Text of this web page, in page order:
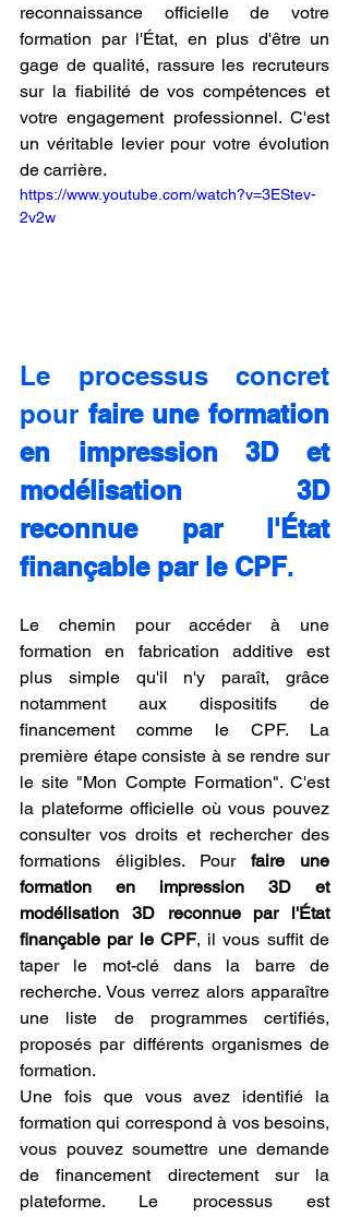
reconnaissance officielle de votre
formation par l'État, en plus d'être un
gage de qualité, rassure les recruteurs
sur la fiabilité de vos compétences et
votre engagement professionnel. C'est
un véritable levier pour votre évolution
de carrière.
https://www.youtube.com/watch?v=3EStev-
2v2w
Le processus concret
pour faire une formation
en impression 3D et
modélisation 3D
reconnue par l'État
finançable par le CPF.
Le chemin pour accéder à une
formation en fabrication additive est
plus simple qu'il n'y paraît, grâce
notamment aux dispositifs de
financement comme le CPF. La
première étape consiste à se rendre sur
le site "Mon Compte Formation". C'est
la plateforme officielle où vous pouvez
consulter vos droits et rechercher des
formations éligibles. Pour faire une
formation en impression 3D et
modélisation 3D reconnue par l'État
finançable par le CPF, il vous suffit de
taper le mot-clé dans la barre de
recherche. Vous verrez alors apparaître
une liste de programmes certifiés,
proposés par différents organismes de
formation.
Une fois que vous avez identifié la
formation qui correspond à vos besoins,
vous pouvez soumettre une demande
de financement directement sur la
plateforme. Le processus est